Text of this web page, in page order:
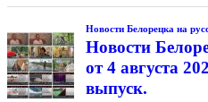
Новости Белорецка на
Новости
от 4 августа
выпуск.